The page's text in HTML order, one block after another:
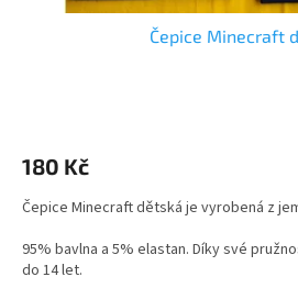
Čepice Minecraft
je
z
hvězdiček.
180 Kč
Čepice Minecraft dětská je vyrobená z
95% bavlna a 5% elastan. Díky své
do 14 let.